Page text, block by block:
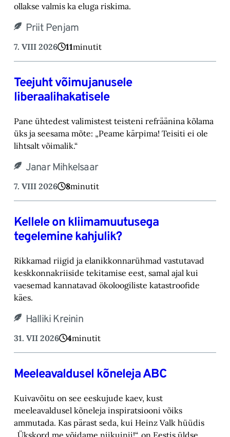
ollakse valmis ka eluga riskima.‎
Priit Penjam
7. VIII 2026 11minutit
Teejuht võimujanusele
liberaalihakatisele
Pane ühtedest valimistest teisteni refräänina kõlama
üks ja seesama mõte: „Peame kärpima! ‎Teisiti ei ole
lihtsalt võimalik.“‎
Janar Mihkelsaar
7. VIII 2026 8minutit
Kellele on kliimamuutusega
tegelemine kahjulik?
Rikkamad riigid ja elanikkonnarühmad vastutavad
keskkonnakriiside tekitamise eest, samal ajal kui
vaesemad kannatavad ökoloogiliste katastroofide
käes.
Halliki Kreinin
31. VII 2026 4minutit
Meeleavaldusel kõneleja ABC
Kuivavõitu on see eeskujude kaev, kust
meeleavaldusel kõneleja inspiratsiooni võiks
ammutada. Kas pärast seda, kui Heinz Valk hüüdis
„Ükskord me võidame niikuinii!“, on Eestis üldse